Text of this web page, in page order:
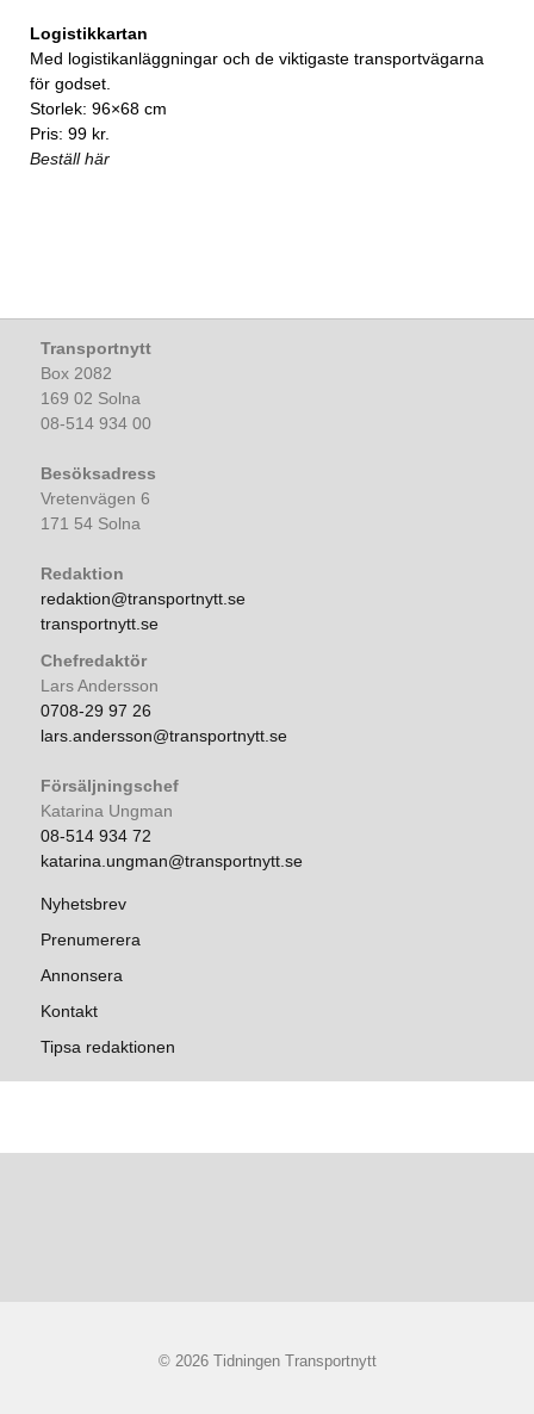
Logistikkartan
Med logistikanläggningar och de viktigaste transportvägarna
för godset.
Storlek: 96×68 cm
Pris: 99 kr.
Beställ här
Transportnytt
Box 2082
169 02 Solna
08-514 934 00
Besöksadress
Vretenvägen 6
171 54 Solna
Redaktion
redaktion@transportnytt.se
transportnytt.se
Chefredaktör
Lars Andersson
0708-29 97 26
lars.andersson@transportnytt.se
Försäljningschef
Katarina Ungman
08-514 934 72
katarina.ungman@transportnytt.se
Nyhetsbrev
Prenumerera
Annonsera
Kontakt
Tipsa redaktionen
© 2026 Tidningen Transportnytt